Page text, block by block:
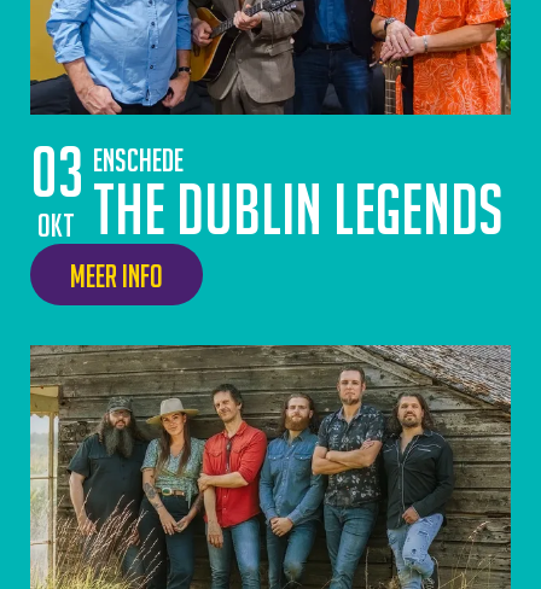
03
okt
Enschede
The Dublin Legends
Meer info